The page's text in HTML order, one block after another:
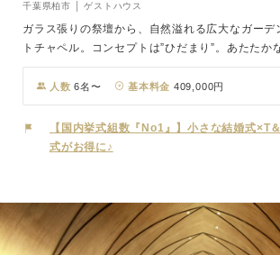
千葉県柏市 │ ゲストハウス
ガラス張りの祭壇から、自然溢れる広大なガーデ
トチャペル。コンセプトは”ひだまり”。あたたか
る感動的でアットホームな挙式が叶います。広大
の貸切邸宅。チャペルからバンケットまで、オー
邸宅で、緑に囲まれたハウスウェディングが叶い
たパーティ会場は、気品あふれる上質空間。主役
き立てる大階段や特別な輝きを放つシャンデリア
人数 6名〜 基本料金 409,000円
【国内挙式組数『No1』】小さな結婚式
式がお得に♪